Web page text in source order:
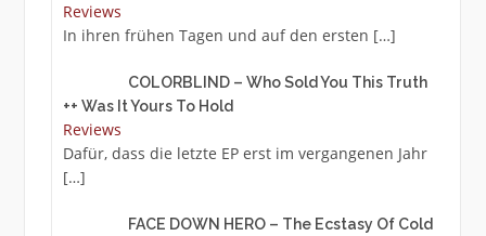
Reviews
In ihren frühen Tagen und auf den ersten […]
COLORBLIND – Who Sold You This Truth
++ Was It Yours To Hold
Reviews
Dafür, dass die letzte EP erst im vergangenen Jahr
[…]
FACE DOWN HERO – The Ecstasy Of Cold